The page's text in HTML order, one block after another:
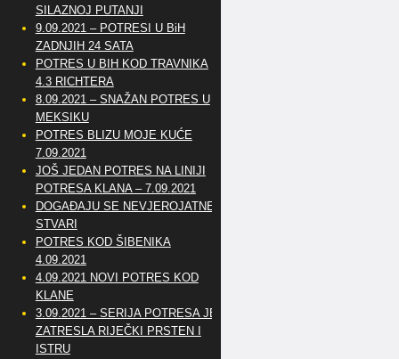
SILAZNOJ PUTANJI
9.09.2021 – POTRESI U BiH
ZADNJIH 24 SATA
POTRES U BIH KOD TRAVNIKA
4.3 RICHTERA
8.09.2021 – SNAŽAN POTRES U
MEKSIKU
POTRES BLIZU MOJE KUĆE
7.09.2021
JOŠ JEDAN POTRES NA LINIJI
POTRESA KLANA – 7.09.2021
DOGAĐAJU SE NEVJEROJATNE
STVARI
POTRES KOD ŠIBENIKA
4.09.2021
4.09.2021 NOVI POTRES KOD
KLANE
3.09.2021 – SERIJA POTRESA JE
ZATRESLA RIJEČKI PRSTEN I
ISTRU